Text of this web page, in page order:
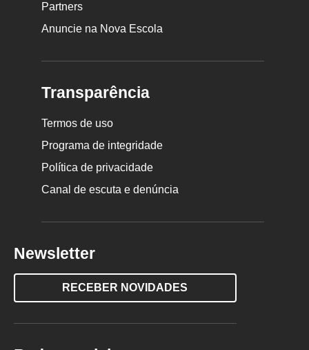
Partners
Anuncie na Nova Escola
Transparência
Termos de uso
Programa de integridade
Política de privacidade
Canal de escuta e denúncia
Newsletter
RECEBER NOVIDADES